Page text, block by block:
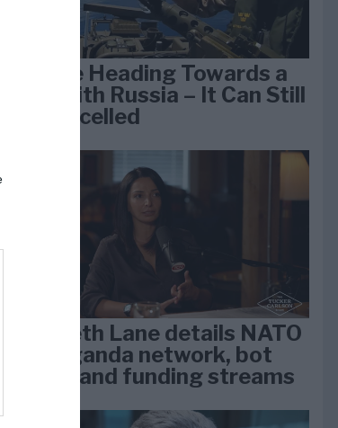
We Are Heading Towards a
War With Russia – It Can Still
Be Cancelled
Elizabeth Lane details NATO
propaganda network, bot
farms, and funding streams